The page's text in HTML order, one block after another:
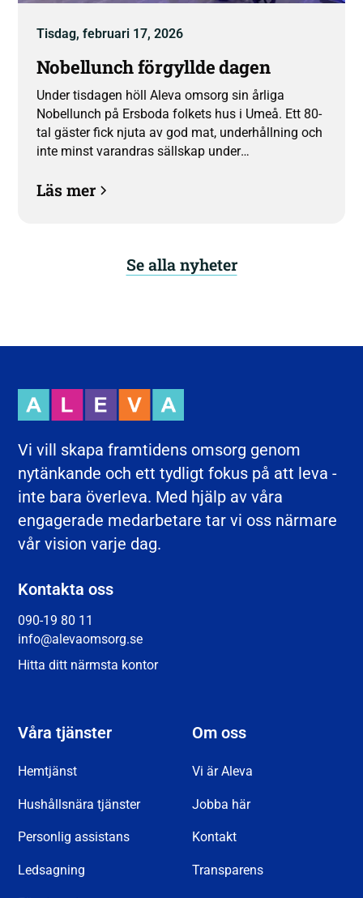
Tisdag, februari 17, 2026
Nobellunch förgyllde dagen
Under tisdagen höll Aleva omsorg sin årliga
Nobellunch på Ersboda folkets hus i Umeå. Ett 80-
tal gäster fick njuta av god mat, underhållning och
inte minst varandras sällskap under
är så glada över att äntligen kunna bjuda in till fest
Läs mer
Se alla nyheter
Vi vill skapa framtidens omsorg genom
nytänkande och ett tydligt fokus på att leva -
inte bara överleva. Med hjälp av våra
engagerade medarbetare tar vi oss närmare
vår vision varje dag.
Kontakta oss
090-19 80 11
info@alevaomsorg.se
Hitta ditt närmsta kontor
Våra tjänster
Hemtjänst
Hushållsnära tjänster
Personlig assistans
Ledsagning
Om oss
Vi är Aleva
Jobba här
Kontakt
Transparens